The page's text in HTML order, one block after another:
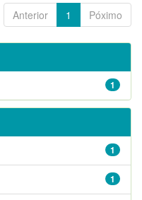
Anterior 1 Póximo
1
1
1